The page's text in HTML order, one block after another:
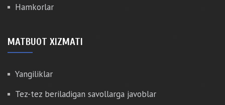
Hamkorlar
MATBUOT XIZMATI
Yangiliklar
Tez-tez beriladigan savollarga javoblar